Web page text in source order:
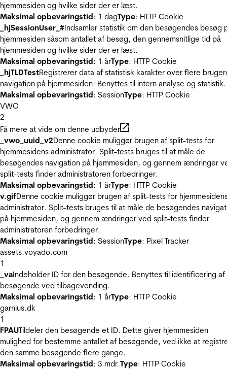
hjemmesiden og hvilke sider der er læst.
Maksimal opbevaringstid: 1 dagType: HTTP Cookie
_hjSessionUser_#Indsamler statistik om den besøgendes besøg
hjemmesiden såsom antallet af besøg, den gennemsnitlige tid på
hjemmesiden og hvilke sider der er læst.
Maksimal opbevaringstid: 1 årType: HTTP Cookie
_hjTLDTestRegistrerer data af statistisk karakter over flere
navigation på hjemmesiden. Benyttes til intern analyse og statistik.
Maksimal opbevaringstid: SessionType: HTTP Cookie
VWO
2
Få mere at vide om denne udbyder
_vwo_uuid_v2Denne cookie muliggør brugen af split-tests for
hjemmesidens administrator. Split-tests bruges til at måle de
besøgendes navigation på hjemmesiden, og gennem ændringer
split-tests finder administratoren forbedringer.
Maksimal opbevaringstid: 1 årType: HTTP Cookie
v.gifDenne cookie muliggør brugen af split-tests for
administrator. Split-tests bruges til at måle de besøgendes
på hjemmesiden, og gennem ændringer ved split-tests finder
administratoren forbedringer.
Maksimal opbevaringstid: SessionType: Pixel Tracker
assets.voyado.com
1
_vaIndeholder ID for den besøgende. Benyttes til identificering af
besøgende ved tilbagevending.
Maksimal opbevaringstid: 1 årType: HTTP Cookie
garnius.dk
1
FPAUTildeler den besøgende et ID. Dette giver hjemmesiden
mulighed for bestemme antallet af besøgende, ved ikke at
den samme besøgende flere gange.
Maksimal opbevaringstid: 3 mdr.Type: HTTP Cookie